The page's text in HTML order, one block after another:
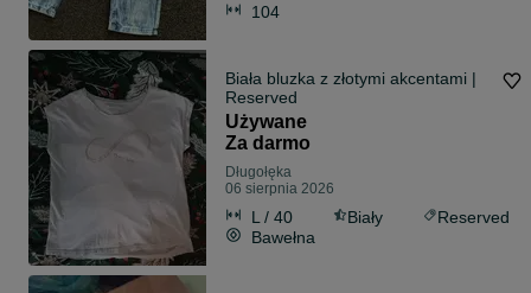
104
Biała bluzka z złotymi akcentami |
Reserved
Używane
Za darmo
Długołęka
06 sierpnia 2026
L / 40 Biały
Reserved
Bawełna